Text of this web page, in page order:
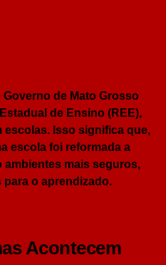
de Mato Grosso
de Ensino (REE),
escolas. Isso significa que,
escola foi reformada a
mais seguros,
o aprendizado.
Acontecem